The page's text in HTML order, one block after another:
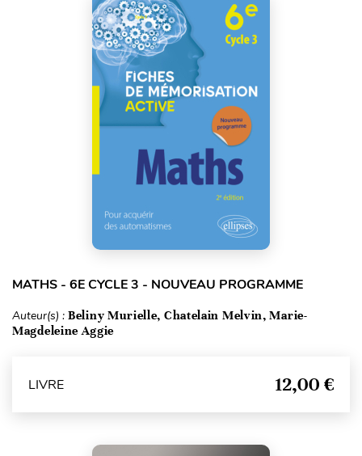
MATHS - 6E CYCLE 3 - NOUVEAU PROGRAMME
Auteur(s) : Beliny Murielle, Chatelain Melvin, Marie-
Magdeleine Aggie
LIVRE 12,00 €